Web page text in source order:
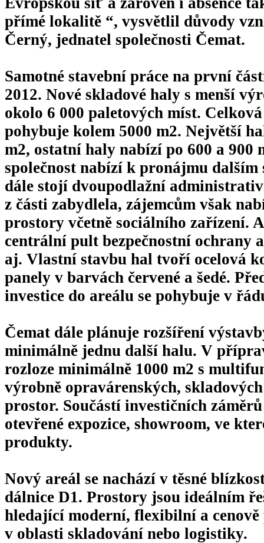
přímé lokalitě “, vysvětlil důvody
Černý, jednatel společnosti Čemat.
Samotné stavební práce na první
2012. Nové skladové haly s menší
okolo 6 000 paletových míst.
pohybuje kolem 5000 m2. Největší
m2, ostatní haly nabízí po 600 a 900
společnost nabízí k pronájmu dalším
dále stojí dvoupodlažní
z části zabydlela, zájemcům však
prostory včetně sociálního zařízení.
centrální pult bezpečnostní ochrany
aj. Vlastní stavbu hal tvoří ocelová
panely v barvách červené a šedé.
investice do areálu se pohybuje v
Čemat dále plánuje rozšíření
minimálně jednu další halu. V
rozloze minimálně 1000 m2 s
výrobně opravárenských,
prostor. Součástí investičních
otevřené expozice, showroom, ve
produkty.
Nový areál se nachází v těsné
dálnice D1. Prostory jsou ideálním
hledající moderní, flexibilní a
v oblasti skladování nebo logistiky.